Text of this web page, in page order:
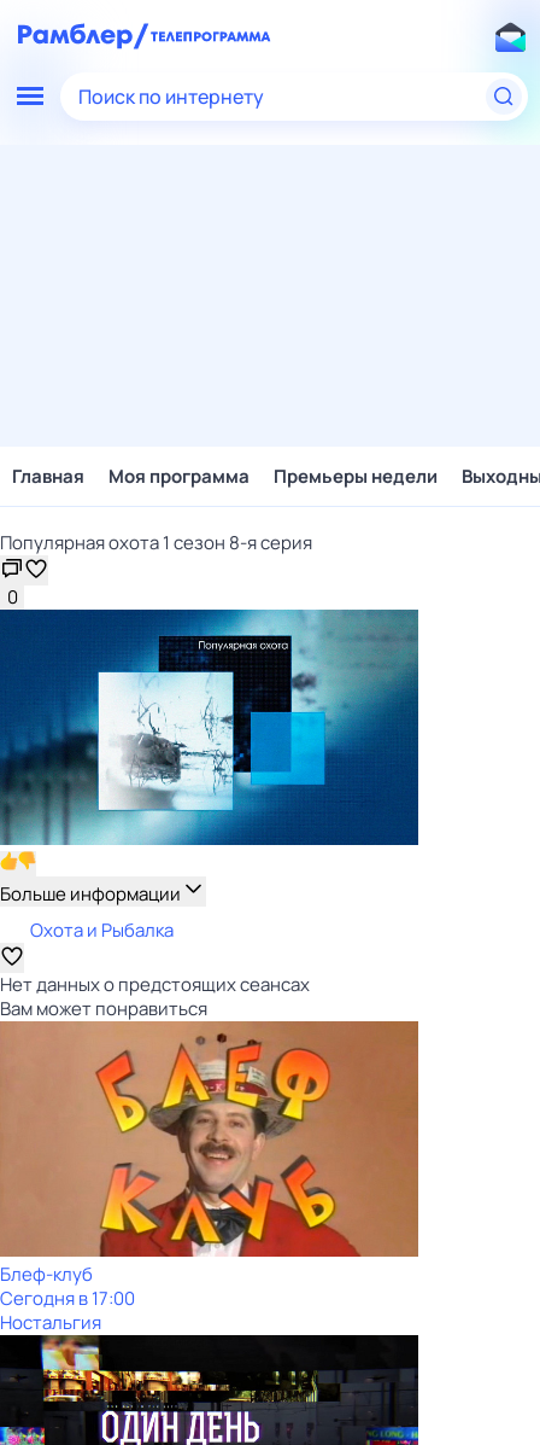
Поиск по интернету
Главная Моя программа Премьеры недели
Популярная охота 1 сезон 8-я серия
0
Больше информации
Охота и Рыбалка
Нет данных о предстоящих сеансах
Вам может понравиться
Блеф-клуб
Сегодня в 17:00
Ностальгия